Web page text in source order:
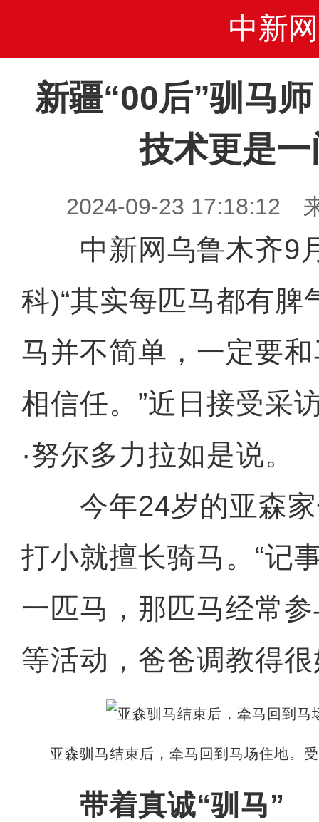
中新网
新疆“00后”驯马
技术更是
2024-09-23 17:18:12
中新网乌鲁木齐9
科)“其实每匹马都有脾
马并不简单，一定要
相信任。”近日接受采
·努尔多力拉如是说。
今年24岁的亚森家
打小就擅长骑马。“记
一匹马，那匹马经常
等活动，爸爸调教得很
亚森驯马结束后，牵马回到马场住地。
带着真诚“驯马”